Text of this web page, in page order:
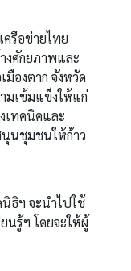
รือข่ายไทย
งศักยภาพและ
องตาก จังหวัด
มเข้มแข็งให้แก่
เทคนิคและ
นชุมชนให้ก้าว
ธิฯ จะนำไปใช้
นรู้ฯ โดยจะให้ผู้